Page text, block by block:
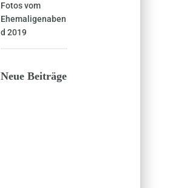
Fotos vom
Ehemaligenaben
d 2019
Neue Beiträge